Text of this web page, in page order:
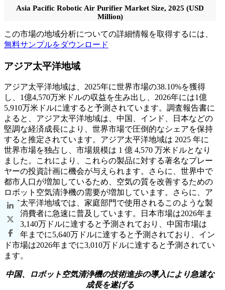
Asia Pacific Robotic Air Purifier Market Size, 2025 (USD
Million)
この市場の地域分析についての詳細情報を取得するには、
無料サンプルをダウンロード
アジア太平洋地域
アジア太平洋地域は、2025年に世界市場の38.10%を獲得
し、1億4,570万米ドルの収益を生み出し、2026年には1億
5,910万米ドルに達すると予測されています。調査報告書に
よると、アジア太平洋地域は、中国、インド、日本などの
堅調な経済成長により、世界市場で圧倒的なシェアを保持
すると推定されています。アジア太平洋地域は 2025 年に
世界市場を独占し、市場規模は 1 億 4,570 万米ドルとなり
ました。これにより、これらの製品に対する著名なプレー
ヤーの投資計画に機会が与えられます。さらに、世界中で
都市人口が増加しているため、空気の質を改善するための
ロボット空気清浄機の需要が増加しています。さらに、ア
ジア太平洋地域では、家庭部門で使用されるこのような製
品が消費者に急速に普及しています。日本市場は2026年ま
でに3,140万ドルに達すると予測されており、中国市場は
2026年までに5,640万ドルに達すると予測されており、イン
ド市場は2026年までに3,010万ドルに達すると予測されてい
ます。
中国、ロボット空気清浄機の技術進歩の導入により急速な
成長を遂げる